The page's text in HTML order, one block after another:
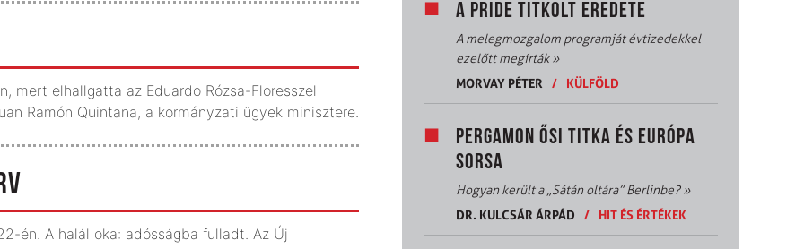
mert elhallgatta az Eduardo Rózsa-Floresszel
Ramón Quintana, a kormányzati ügyek minisztere.
én. A halál oka: adósságba fulladt. Az Új
A PRIDE TITKOLT EREDETE
A melegmozgalom programját évtizedekkel
ezelőtt megírták»
MORVAY PÉTER
/ KÜLFÖLD
PERGAMON ŐSI TITKA ÉS EURÓPA
SORSA
Hogyan került a „Sátán oltára” Berlinbe?»
DR. KULCSÁR ÁRPÁD
/ HIT ÉS ÉRTÉKEK